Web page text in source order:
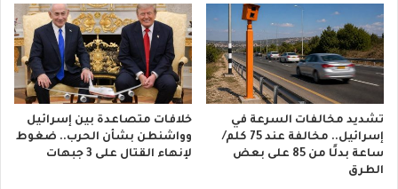
تشديد مخالفات السرعة في
إسرائيل.. مخالفة عند 75 كلم/
ساعة بدلًا من 85 على بعض
الطرق
خلافات متصاعدة بين إسرائيل
وواشنطن بشأن الحرب.. ضغوط
لإنهاء القتال على 3 جبهات